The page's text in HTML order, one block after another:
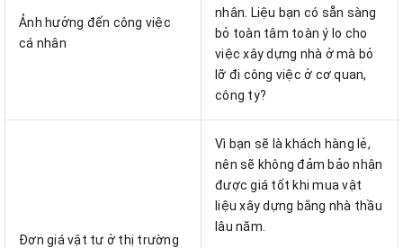
Ảnh hưởng đến công việc
cá nhân
nhân. Liệu bạn có sẵn sàng
bỏ toàn tâm toàn ý lo cho
việc xây dựng nhà ở mà bỏ
lỡ đi công việc ở cơ quan,
công ty?
Đơn giá vật tư ở thị trường
Vì bạn sẽ là khách hàng lẻ,
nên sẽ không đảm bảo nhận
được giá tốt khi mua vật
liệu xây dựng bằng nhà thầu
lâu năm.